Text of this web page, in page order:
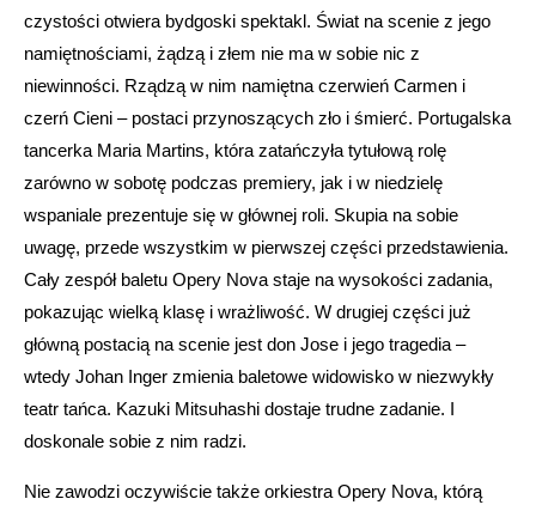
czystości otwiera bydgoski spektakl. Świat na scenie z jego
namiętnościami, żądzą i złem nie ma w sobie nic z
niewinności. Rządzą w nim namiętna czerwień Carmen i
czerń Cieni – postaci przynoszących zło i śmierć. Portugalska
tancerka Maria Martins, która zatańczyła tytułową rolę
zarówno w sobotę podczas premiery, jak i w niedzielę
wspaniale prezentuje się w głównej roli. Skupia na sobie
uwagę, przede wszystkim w pierwszej części przedstawienia.
Cały zespół baletu Opery Nova staje na wysokości zadania,
pokazując wielką klasę i wrażliwość. W drugiej części już
główną postacią na scenie jest don Jose i jego tragedia –
wtedy Johan Inger zmienia baletowe widowisko w niezwykły
teatr tańca. Kazuki Mitsuhashi dostaje trudne zadanie. I
doskonale sobie z nim radzi.
Nie zawodzi oczywiście także orkiestra Opery Nova, którą